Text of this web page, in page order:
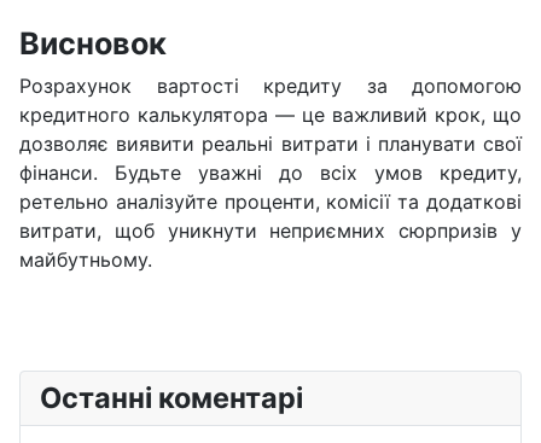
Висновок
Розрахунок вартості кредиту за допомогою
кредитного калькулятора — це важливий крок, що
дозволяє виявити реальні витрати і планувати свої
фінанси. Будьте уважні до всіх умов кредиту,
ретельно аналізуйте проценти, комісії та додаткові
витрати, щоб уникнути неприємних сюрпризів у
майбутньому.
Останні коментарі